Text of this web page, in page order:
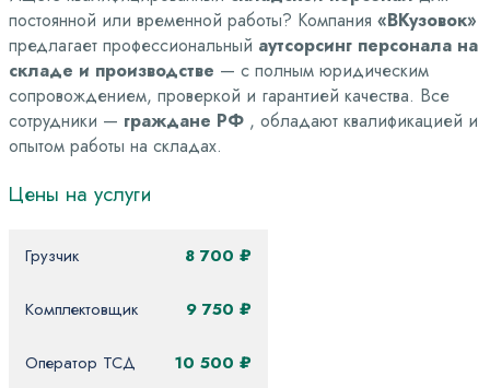
постоянной или временной работы? Компания «ВКузовок»
предлагает профессиональный аутсорсинг персонала на
складе и производстве — с полным юридическим
сопровождением, проверкой и гарантией качества. Все
сотрудники — граждане РФ , обладают квалификацией и
опытом работы на складах.
Цены на услуги
Грузчик 8 700 ₽
Комплектовщик 9 750 ₽
Оператор ТСД 10 500 ₽